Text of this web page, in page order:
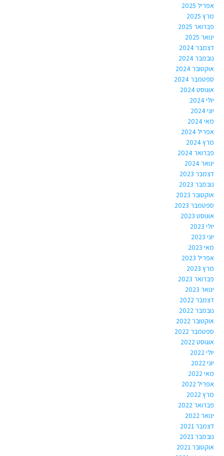
אפריל 2025
מרץ 2025
פברואר 2025
ינואר 2025
דצמבר 2024
נובמבר 2024
אוקטובר 2024
ספטמבר 2024
אוגוסט 2024
יולי 2024
יוני 2024
מאי 2024
אפריל 2024
מרץ 2024
פברואר 2024
ינואר 2024
דצמבר 2023
נובמבר 2023
אוקטובר 2023
ספטמבר 2023
אוגוסט 2023
יולי 2023
יוני 2023
מאי 2023
אפריל 2023
מרץ 2023
פברואר 2023
ינואר 2023
דצמבר 2022
נובמבר 2022
אוקטובר 2022
ספטמבר 2022
אוגוסט 2022
יולי 2022
יוני 2022
מאי 2022
אפריל 2022
מרץ 2022
פברואר 2022
ינואר 2022
דצמבר 2021
נובמבר 2021
אוקטובר 2021